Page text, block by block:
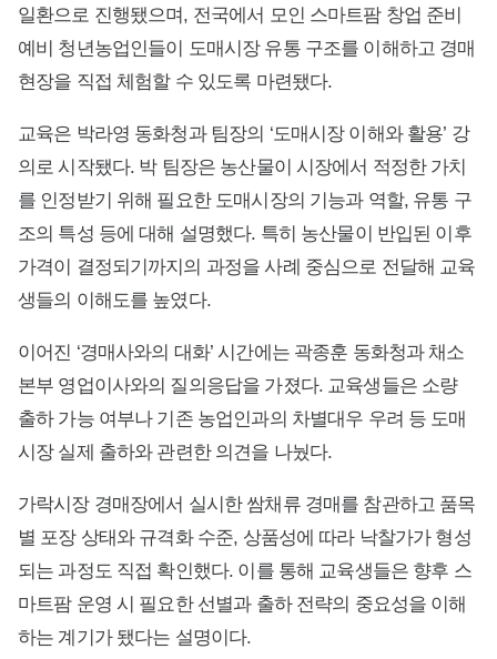
일환으로 진행됐으며, 전국에서 모인 스마트팜 창업 준비
예비 청년농업인들이 도매시장 유통 구조를 이해하고 경매
현장을 직접 체험할 수 있도록 마련됐다.
교육은 박라영 동화청과 팀장의 ‘도매시장 이해와 활용’ 강
의로 시작됐다. 박 팀장은 농산물이 시장에서 적정한 가치
를 인정받기 위해 필요한 도매시장의 기능과 역할, 유통 구
조의 특성 등에 대해 설명했다. 특히 농산물이 반입된 이후
가격이 결정되기까지의 과정을 사례 중심으로 전달해 교육
생들의 이해도를 높였다.
이어진 ‘경매사와의 대화’ 시간에는 곽종훈 동화청과 채소
본부 영업이사와의 질의응답을 가졌다. 교육생들은 소량
출하 가능 여부나 기존 농업인과의 차별대우 우려 등 도매
시장 실제 출하와 관련한 의견을 나눴다.
가락시장 경매장에서 실시한 쌈채류 경매를 참관하고 품목
별 포장 상태와 규격화 수준, 상품성에 따라 낙찰가가 형성
되는 과정도 직접 확인했다. 이를 통해 교육생들은 향후 스
마트팜 운영 시 필요한 선별과 출하 전략의 중요성을 이해
하는 계기가 됐다는 설명이다.